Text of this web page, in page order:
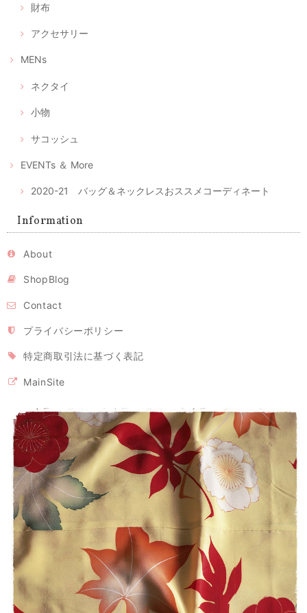
注文後、すぐに届きました。時節柄、少しでも早く入手したい物だった
と手触りでうっとりしました。 マスクもしっかりしており手づくりの風
で使いたいな、と思っています。
レビュー有難うございます。気に入っていただけてとても
2020/04/26
2020/04/26
2020/04/26
留守家庭で働く友人に贈りました。現在マスクは高騰の中、手作りでお
揃いのケースまでつけての販売は、この価格で購入出来る事を感謝して
おります。 とても可愛い色でマスクを付けて子ども達の前で元気になっ
て欲しいです。 製作者の方へ 可愛い作品をありがとうございました。
ご自身もご自愛下さいませ。
財布
アクセサリー
MENs
ネクタイ
小物
サコッシュ
EVENTs ＆ More
2020-21 バッグ＆ネックレスおススメコーディネート
Information
About
ShopBlog
Contact
プライバシーポリシー
特定商取引法に基づく表記
MainSite